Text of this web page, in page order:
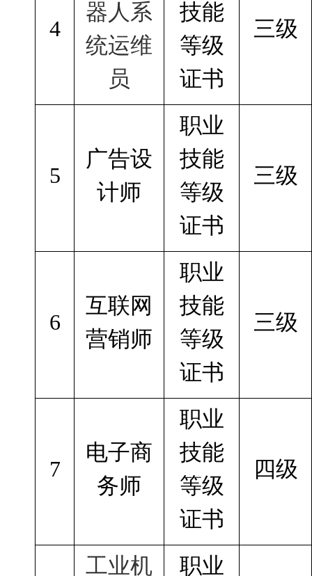
4
器人系
统运维
员
技能
等级
证书
三级
5
广告设
计师
职业
技能
等级
证书
三级
6
互联网
营销师
职业
技能
等级
证书
三级
7
电子商
务师
职业
技能
等级
证书
四级
工业机 职业